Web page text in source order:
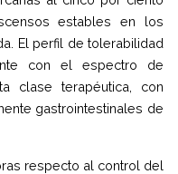
estables en los
El perfil de tolerabilidad
con el espectro de
clase terapéutica, con
gastrointestinales de
respecto al control del